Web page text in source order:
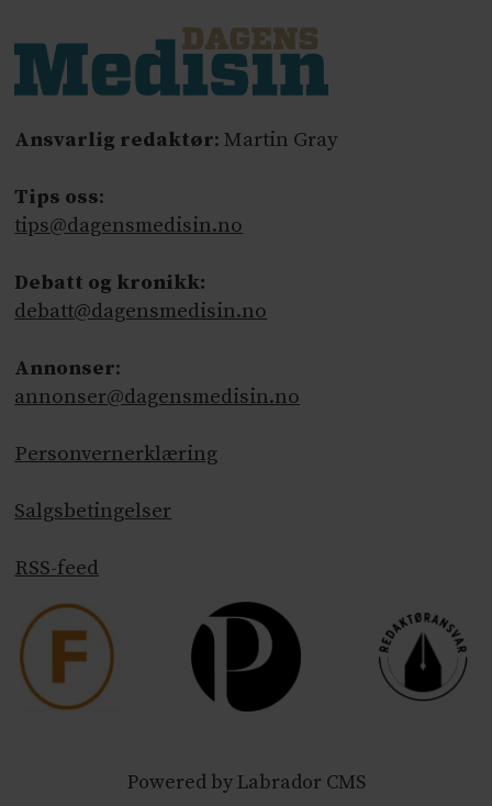
Ansvarlig redaktør: Martin Gray
Tips oss:
tips@dagensmedisin.no
Debatt og kronikk:
debatt@dagensmedisin.no
Annonser:
annonser@dagensmedisin.no
Personvernerklæring
Salgsbetingelser
RSS-feed
Powered by Labrador CMS